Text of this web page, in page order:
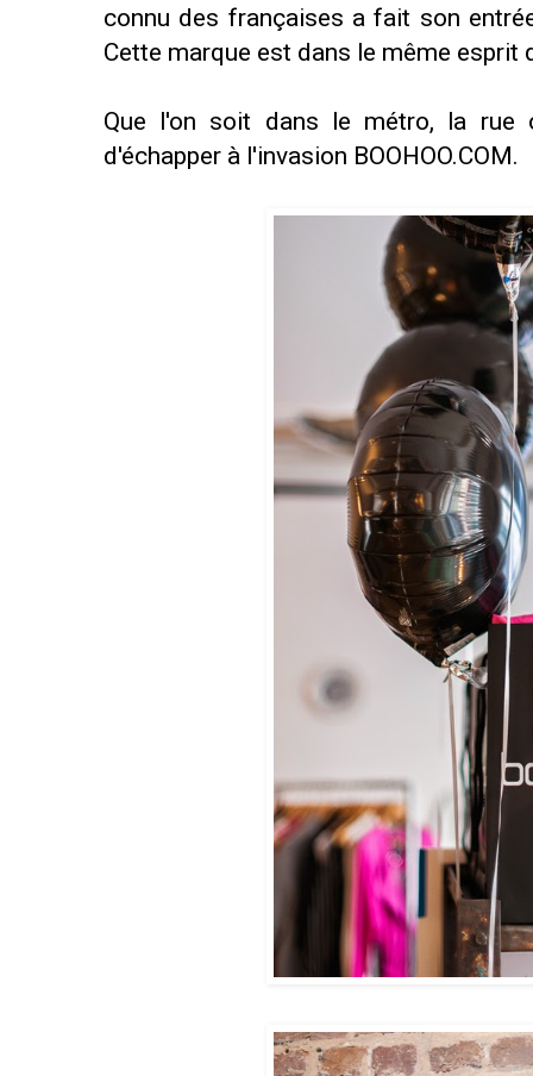
connu des françaises a fait son
Cette marque est dans le même esprit
Que l'on soit dans le métro, la rue
d'échapper à l'invasion BOOHOO.COM.